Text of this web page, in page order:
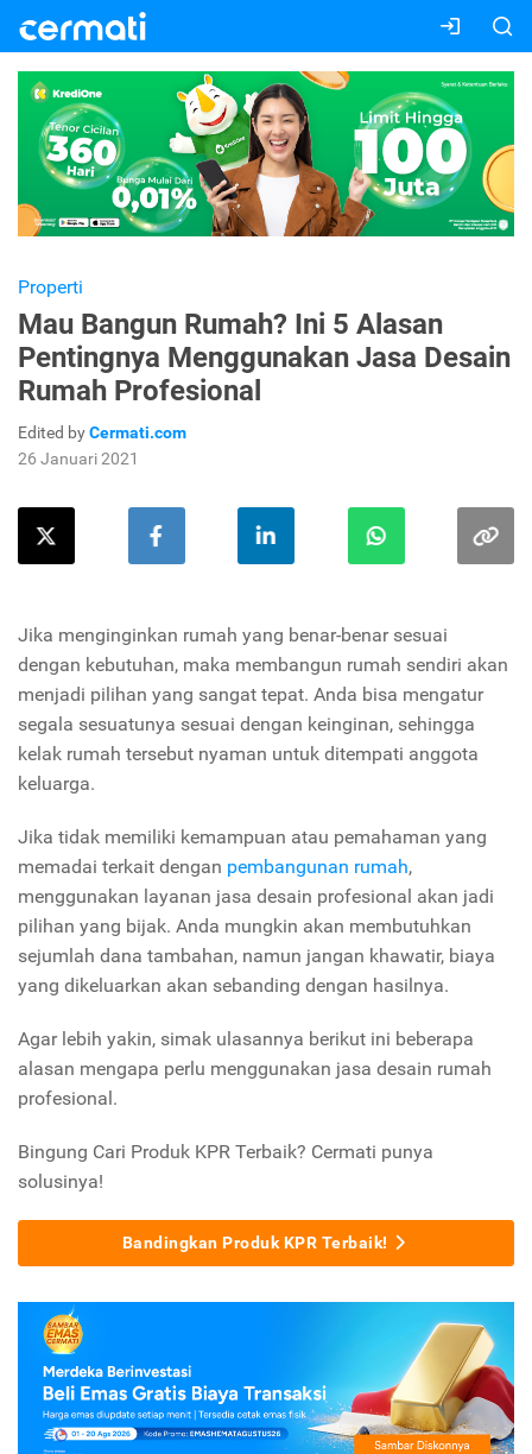
Properti
Mau Bangun Rumah? Ini 5 Alasan
Pentingnya Menggunakan Jasa Desain
Rumah Profesional
Edited byCermati.com
26 Januari 2021
Jika menginginkan rumah yang benar-benar sesuai
dengan kebutuhan, maka membangun rumah sendiri akan
menjadi pilihan yang sangat tepat. Anda bisa mengatur
segala sesuatunya sesuai dengan keinginan, sehingga
kelak rumah tersebut nyaman untuk ditempati anggota
keluarga.
Jika tidak memiliki kemampuan atau pemahaman yang
memadai terkait dengan pembangunan rumah,
menggunakan layanan jasa desain profesional akan jadi
pilihan yang bijak. Anda mungkin akan membutuhkan
sejumlah dana tambahan, namun jangan khawatir, biaya
yang dikeluarkan akan sebanding dengan hasilnya.
Agar lebih yakin, simak ulasannya berikut ini beberapa
alasan mengapa perlu menggunakan jasa desain rumah
profesional.
Bingung Cari Produk KPR Terbaik? Cermati punya
solusinya!
Bandingkan Produk KPR Terbaik!